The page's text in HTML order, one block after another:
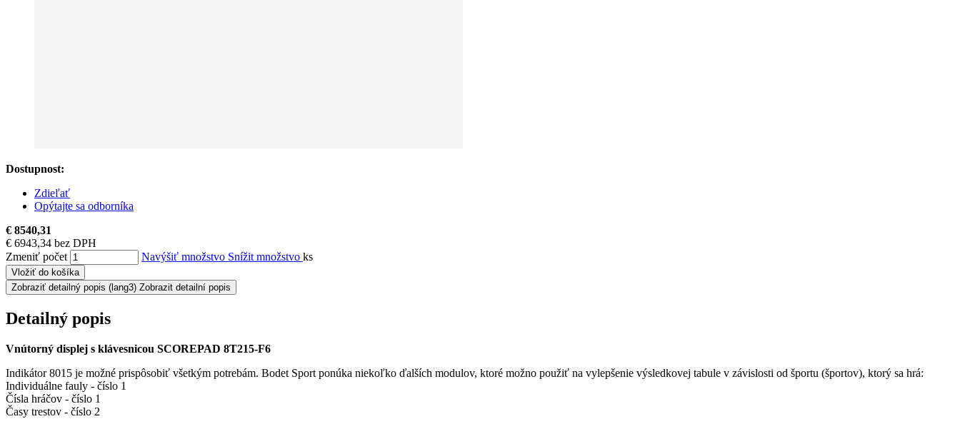
Dostupnost:
Zdieľať
Opýtajte sa odborníka
€ 8540,31
€ 6943,34 bez DPH
Zmeniť počet
Navýšiť množstvo Snížit množstvo ks
Vložiť do košíka
Zobraziť detailný popis (lang3) Zobrazit detailní popis
Detailný popis
Vnútorný displej s klávesnicou SCOREPAD 8T215-F6
Indikátor 8015 je možné prispôsobiť všetkým potrebám. Bodet Sport ponúka niekoľko ďalších modulov, ktoré možno použiť na vylepšenie výsledkovej tabule v závislosti od športu (športov), ktorý sa hrá:
Individuálne fauly - číslo 1
Čísla hráčov - číslo 1
Časy trestov - číslo 2